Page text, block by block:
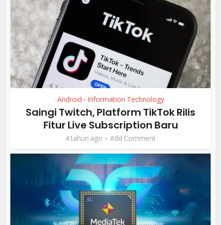
Android • Information Technology
Saingi Twitch, Platform TikTok Rilis
Fitur Live Subscription Baru
4 tahun ago Add Comment